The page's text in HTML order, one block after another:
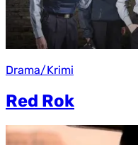
Drama/Krimi
Red Rok